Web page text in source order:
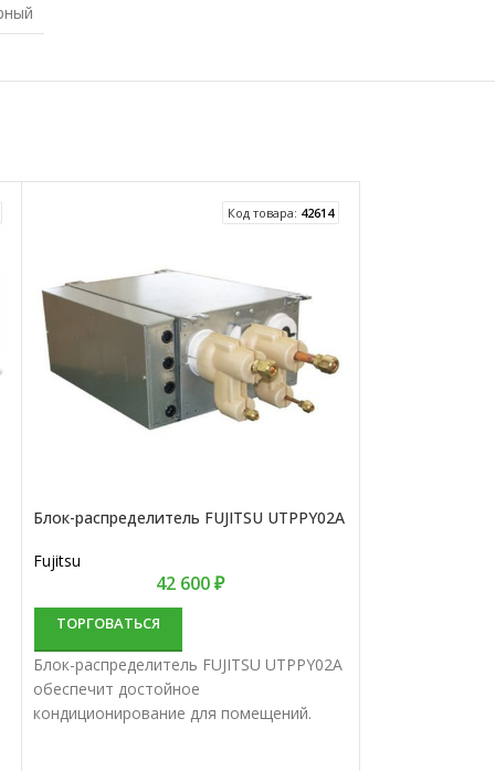
Код товара: 42614
Блок-распределитель FUJITSU UTPPY02A
Fujitsu
42 600₽
ТОРГОВАТЬСЯ
Блок-распределитель FUJITSU UTPPY02A
обеспечит достойное
кондиционирование для помещений.